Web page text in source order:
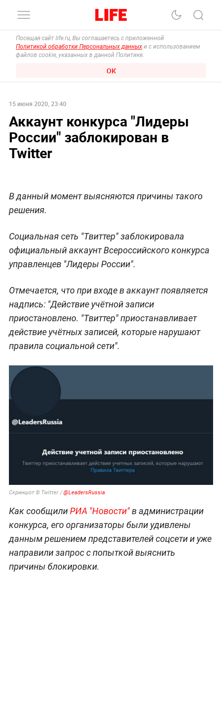
Посещая сайт life.ru, Вы соглашаетесь с приложенной
Политикой обработки Персональных данных и с использованием
файлов cookie, указанных в данной Политике.
ОК
15 июня 2020, 23:40
Аккаунт конкурса "Лидеры
России" заблокирован в
Twitter
В данный момент выясняются причины такого
решения.
Социальная сеть "Твиттер" заблокировала
официальный аккаунт Всероссийского конкурса
управленцев "Лидеры России".
Отмечается, что при входе в аккаунт появляется
надпись: "Действие учётной записи
приостановлено. "Твиттер" приостанавливает
действие учётных записей, которые нарушают
правила социальной сети".
Скриншот © Twitter /@LeadersRussia
Как сообщилиРИА "Новости"в администрации
конкурса, его организаторы были удивлены
данным решением представителей соцсети и уже
направили запрос с попыткой выяснить
причины блокировки.